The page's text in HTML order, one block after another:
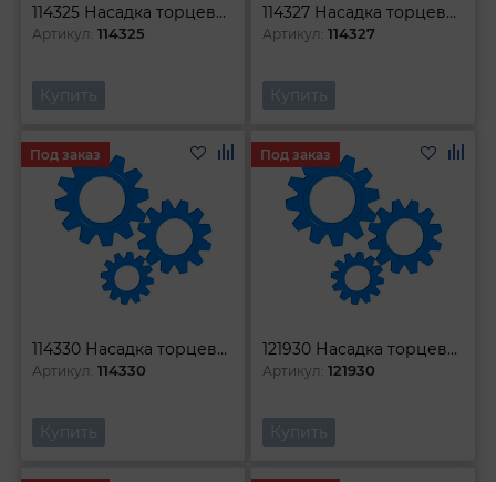
114325 Насадка торцевая 1l4DR с вставкой-битой TORX T25
Артикул:114325
Купить
114327 Насадка торцевая 1l4DR с вставкой-битой TORX T27
Артикул:114327
Купить
114330 Насадка торцевая 1l4DR с вставкой-битой TORX T30
Артикул:114330
Под заказ
Купить
121930 Насадка торцевая 1l2DR с вставкой-битой TORX Т30 100 мм
Артикул:121930
Под заказ
Купить